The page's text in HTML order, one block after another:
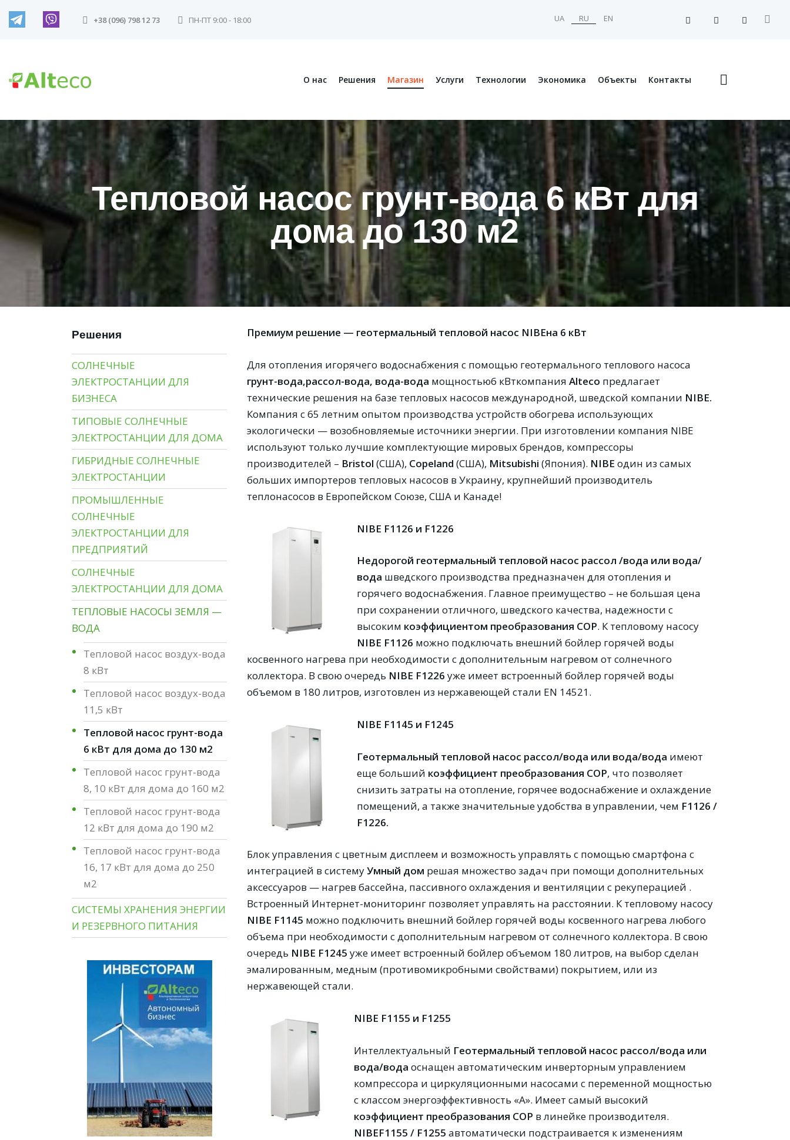
+38 (096) 798 12 73 ПН-ПТ 9:00 - 18:00 UA RU EN
О нас Решения Магазин Услуги Технологии Экономика Объекты Контакты
Тепловой насос грунт-вода 6 кВт для
дома до 130 м2
Премиум решение — геотермальный тепловой насос NIBEна 6 кВт
Для отопления игорячего водоснабжения с помощью геотермального теплового насоса
грунт-вода,рассол-вода, вода-вода мощностью6 кВткомпанияAlteco предлагает
технические решения на базе тепловых насосов международной, шведской компании NIBE.
Компания с 65 летним опытом производства устройств обогрева использующих
экологически — возобновляемые источники энергии. При изготовлении компания NIBE
используют только лучшие комплектующие мировых брендов, компрессоры
производителей – Bristol (США), Copeland (США), Mitsubishi (Япония). NIBE один из самых
больших импортеров тепловых насосов в Украину, крупнейший производитель
теплонасосов в Европейском Союзе, США и Канаде!
NIBE F1126 и F1226
Недорогой геотермальный тепловой насос рассол /вода или вода/
вода шведского производства предназначен для отопления и
горячего водоснабжения. Главное преимущество – не большая цена
при сохранении отличного, шведского качества, надежности c
высоким коэффициентом преобразования COP. К тепловому насосу
NIBE F1126 можно подключать внешний бойлер горячей воды
косвенного нагрева при необходимости с дополнительным нагревом от солнечного
коллектора. В свою очередь NIBE F1226 уже имеет встроенный бойлер горячей воды
объемом в 180 литров, изготовлен из нержавеющей стали EN 14521.
NIBE F1145 и F1245
Геотермальный тепловой насос рассол/вода или вода/вода имеют
еще больший коэффициент преобразования COP, что позволяет
снизить затраты на отопление, горячее водоснабжение и охлаждение
помещений, а также значительные удобства в управлении, чем F1126 /
F1226.
Блок управления с цветным дисплеем и возможность управлять с помощью смартфона с
интеграцией в системуУмный дом решая множество задач при помощи дополнительных
аксессуаров — нагрев бассейна, пассивного охлаждения и вентиляции с рекуперацией .
Встроенный Интернет-мониторинг позволяет управлять на расстоянии. К тепловому насосу
NIBE F1145 можно подключить внешний бойлер горячей воды косвенного нагрева любого
объема при необходимости с дополнительным нагревом от солнечного коллектора. В свою
очередь NIBE F1245 уже имеет встроенный бойлер объемом 180 литров, на выбор сделан
эмалированным, медным (противомикробными свойствами) покрытием, или из
нержавеющей стали.
NIBE F1155 и F1255
Интеллектуальный Геотермальный тепловой насос рассол/вода или
вода/вода оснащен автоматическим инверторным управлением
компрессора и циркуляционными насосами с переменной мощностью
с классом энергоэффективность «А». Имеет самый высокий
коэффициент преобразования COP в линейке производителя.
NIBEF1155 / F1255 автоматически подстраивается к изменениям
Решения
СОЛНЕЧНЫЕ
ЭЛЕКТРОСТАНЦИИ ДЛЯ
БИЗНЕСА
ТИПОВЫЕ СОЛНЕЧНЫЕ
ЭЛЕКТРОСТАНЦИИ ДЛЯ ДОМА
ГИБРИДНЫЕ СОЛНЕЧНЫЕ
ЭЛЕКТРОСТАНЦИИ
ПРОМЫШЛЕННЫЕ
СОЛНЕЧНЫЕ
ЭЛЕКТРОСТАНЦИИ ДЛЯ
ПРЕДПРИЯТИЙ
СОЛНЕЧНЫЕ
ЭЛЕКТРОСТАНЦИИ ДЛЯ ДОМА
ТЕПЛОВЫЕ НАСОСЫ ЗЕМЛЯ —
ВОДА
Тепловой насос воздух-вода
8 кВт
Тепловой насос воздух-вода
11,5 кВт
Тепловой насос грунт-вода
6 кВт для дома до 130 м2
Тепловой насос грунт-вода
8, 10 кВт для дома до 160 м2
Тепловой насос грунт-вода
12 кВт для дома до 190 м2
Тепловой насос грунт-вода
16, 17 кВт для дома до 250
м2
СИСТЕМЫ ХРАНЕНИЯ ЭНЕРГИИ
И РЕЗЕРВНОГО ПИТАНИЯ